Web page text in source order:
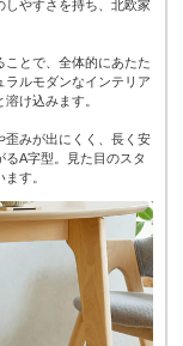
しやすさを持ち、北欧家
とで、全体的にあたた
ルモダンなインテリア
け込みます。
歪みが出にくく、長く安
A字型。見た目のスタ
す。